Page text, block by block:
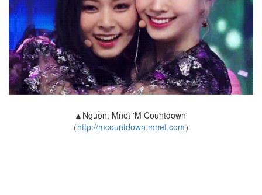
▲Nguồn: Mnet 'M Countdown'
（http://mcountdown.mnet.com）